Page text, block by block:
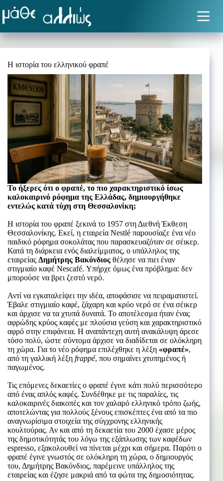
στο
περιεχόμενο
Η ιστορία του ελληνικού φραπέ
Το ήξερες ότι ο φραπέ, το πιο χαρακτηριστικό ίσως
καλοκαιρινό ρόφημα της Ελλάδας, δημιουργήθηκε
εντελώς κατά τύχη στη Θεσσαλονίκη;
Η ιστορία του φραπέ ξεκινά το 1957 στη Διεθνή Έκθεση
Θεσσαλονίκης. Εκεί, η εταιρεία Nestlé παρουσίαζε ένα νέο
παιδικό ρόφημα σοκολάτας που παρασκευαζόταν σε σέικερ.
Κατά τη διάρκεια ενός διαλείμματος, ο υπάλληλος της
εταιρείας Δημήτρης Βακόνδιος θέλησε να πιει έναν
στιγμιαίο καφέ Nescafé. Υπήρχε όμως ένα πρόβλημα: δεν
μπορούσε να βρει ζεστό νερό.
Αντί να εγκαταλείψει την ιδέα, αποφάσισε να πειραματιστεί.
Έβαλε στιγμιαίο καφέ, ζάχαρη και κρύο νερό σε ένα σέικερ
και άρχισε να τα χτυπά δυνατά. Το αποτέλεσμα ήταν ένας
αφρώδης κρύος καφές με πλούσια γεύση και χαρακτηριστικό
αφρό στην επιφάνεια. Η αναπάντεχη αυτή ανακάλυψη άρεσε
τόσο πολύ, ώστε σύντομα άρχισε να διαδίδεται σε ολόκληρη
τη χώρα. Για το νέο ρόφημα επιλέχθηκε η λέξη «φραπέ»,
από τη γαλλική λέξη frappé, που σημαίνει χτυπημένος ή
παγωμένος.
Τις επόμενες δεκαετίες ο φραπέ έγινε κάτι πολύ περισσότερο
από ένας απλός καφές. Συνδέθηκε με τις παραλίες, τις
καλοκαιρινές διακοπές και τον χαλαρό ελληνικό τρόπο ζωής,
αποτελώντας για πολλούς ξένους επισκέπτες ένα από τα πιο
αναγνωρίσιμα στοιχεία της σύγχρονης ελληνικής
κουλτούρας. Αν και από τη δεκαετία του 2000 έχασε μέρος
της δημοτικότητάς του λόγω της εξάπλωσης των καφέδων
espresso, εξακολουθεί να πίνεται μέχρι και σήμερα. Παρότι ο
φραπέ έγινε γνωστός σε ολόκληρη τη χώρα, ο δημιουργός
του, Δημήτρης Βακόνδιος, παρέμεινε υπάλληλος της
εταιρείας και έζησε μακριά από τα φώτα της δημοσιότητας.